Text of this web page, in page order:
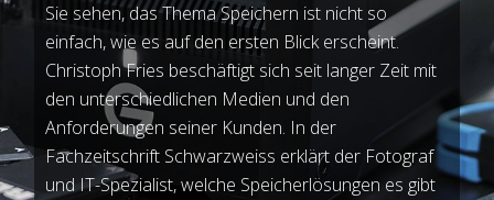
Sie sehen, das Thema Speichern ist nicht so
einfach, wie es auf den ersten Blick erscheint.
Christoph Fries beschäftigt sich seit langer Zeit mit
den unterschiedlichen Medien und den
Anforderungen seiner Kunden. In der
Fachzeitschrift Schwarzweiss erklärt der Fotograf
und IT-Spezialist, welche Speicherlösungen es gibt